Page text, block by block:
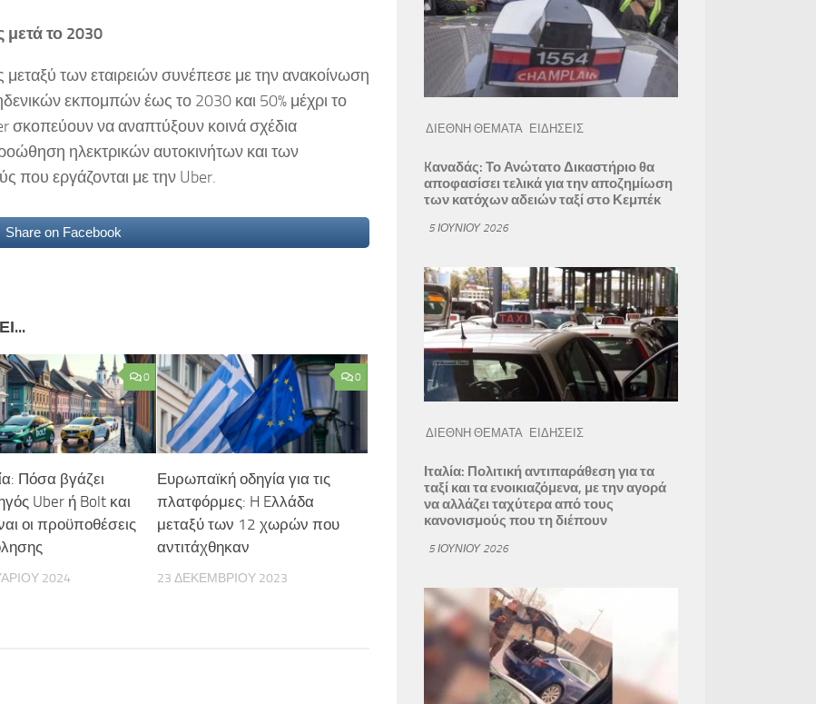
μετά το 2030
των εταιρειών συνέπεσε με την ανακοίνωση
εκπομπών έως το 2030 και 50% μέχρι το
σκοπεύουν να αναπτύξουν κοινά σχέδια
ηλεκτρικών αυτοκινήτων και των
που εργάζονται με την Uber.
Share on Facebook
0
Πόσα βγάζει
Uber ή Bolt και
οι προϋποθέσεις
2024
0
Ευρωπαϊκή οδηγία για τις
πλατφόρμες: H Eλλάδα
μεταξύ των 12 χωρών που
αντιτάχθηκαν
23 ΔΕΚΕΜΒΡΊΟΥ 2023
ΔΙΕΘΝΗ ΘΕΜΑΤΑ ΕΙΔΗΣΕΙΣ
Kαναδάς: Το Ανώτατο Δικαστήριο θα
αποφασίσει τελικά για την αποζημίωση
των κατόχων αδειών ταξί στο Κεμπέκ
5 ΙΟΥΝΊΟΥ 2026
ΔΙΕΘΝΗ ΘΕΜΑΤΑ ΕΙΔΗΣΕΙΣ
Ιταλία: Πολιτική αντιπαράθεση για τα
ταξί και τα ενοικιαζόμενα, με την αγορά
να αλλάζει ταχύτερα από τους
κανονισμούς που τη διέπουν
5 ΙΟΥΝΊΟΥ 2026